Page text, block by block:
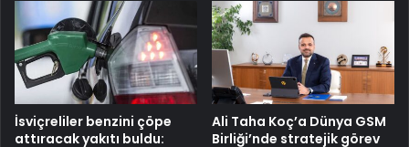
İsviçreliler benzini çöpe
attıracak yakıtı buldu:
Ali Taha Koç’a Dünya GSM
Birliği’nde stratejik görev